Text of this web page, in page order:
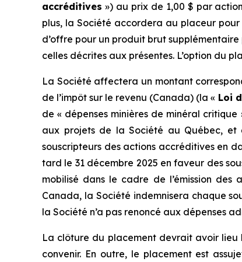
accréditives ») au prix de 1,00 $ par
plus, la Société accordera au placeur
d’offre pour un produit brut
celles décrites aux présentes. L’option du
La Société affectera un montant
de l’impôt sur le revenu (Canada) (la « Loi
de « dépenses minières de minéral
aux projets de la Société au Québec, et
souscripteurs des actions accréditives en
tard le 31 décembre 2025 en faveur des
mobilisé dans le cadre de l’émission
Canada, la Société indemnisera chaque
la Société n’a pas renoncé aux dépenses
La clôture du placement devrait avoir
convenir. En outre, le placement est